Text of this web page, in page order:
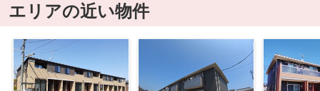
エリアの近い物件